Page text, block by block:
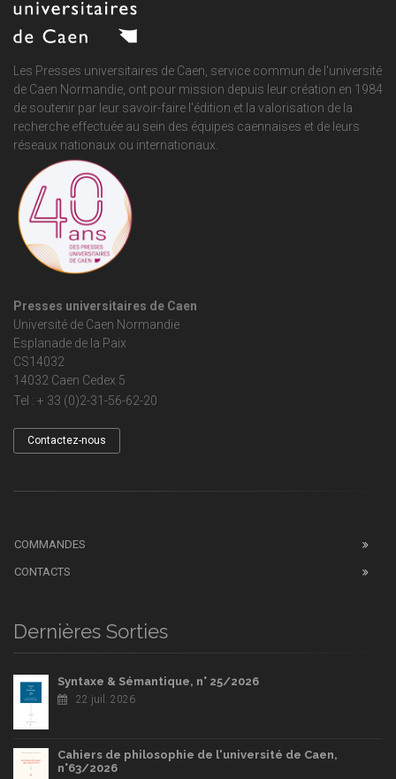
Les Presses universitaires de Caen, service commun de l'université
de Caen Normandie, ont pour mission depuis leur création en 1984
de soutenir par leur savoir-faire l'édition et la valorisation de la
recherche effectuée au sein des équipes caennaises et de leurs
réseaux nationaux ou internationaux.
Presses universitaires de Caen
Université de Caen Normandie
Esplanade de la Paix
CS14032
14032 Caen Cedex 5
Tel : + 33 (0)2-31-56-62-20
Contactez-nous
COMMANDES
CONTACTS
Dernières Sorties
Syntaxe & Sémantique, n° 25/2026
22 juil. 2026
Cahiers de philosophie de l'université de Caen,
n°63/2026